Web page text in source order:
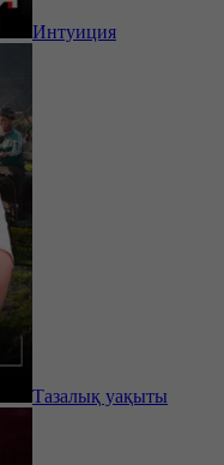
Интуиция
Тазалық уақыты